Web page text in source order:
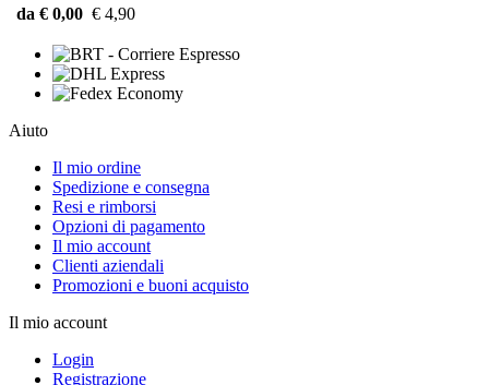
da € 0,00 € 4,90
Aiuto
Il mio ordine
Spedizione e consegna
Resi e rimborsi
Opzioni di pagamento
Il mio account
Clienti aziendali
Promozioni e buoni acquisto
Il mio account
Login
Registrazione